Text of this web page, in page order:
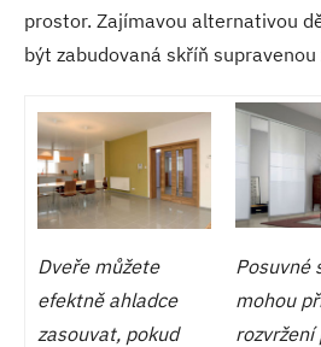
prostor. Zajímavou alternativou
být zabudovaná skříň
Dveře můžete
efektně ahladce
zasouvat, pokud
Posuvné
mohou